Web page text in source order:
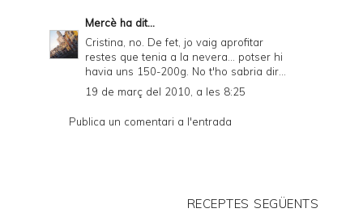
Mercè ha dit...
Cristina, no. De fet, jo vaig aprofitar
restes que tenia a la nevera... potser hi
havia uns 150-200g. No t'ho sabria dir...
19 de març del 2010, a les 8:25
Publica un comentari a l'entrada
RECEPTES SEGÜENTS